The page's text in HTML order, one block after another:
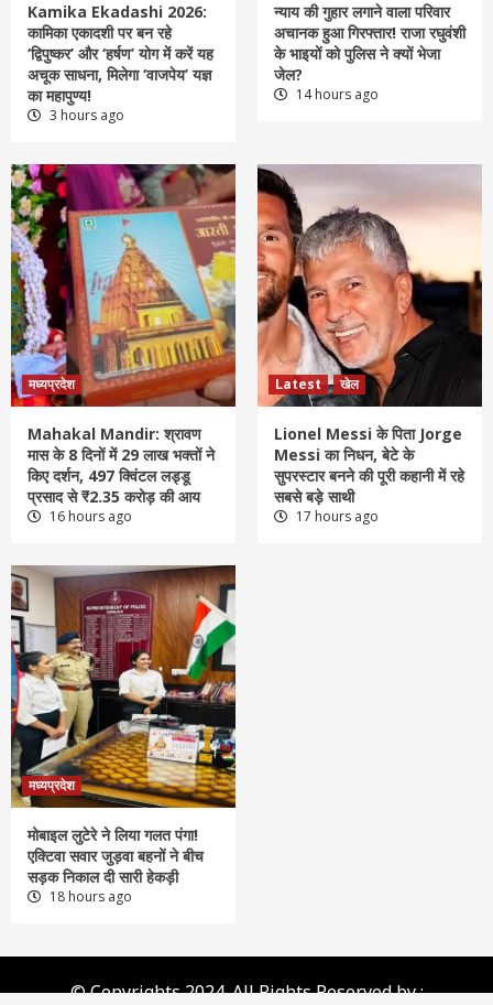
Kamika Ekadashi 2026:
कामिका एकादशी पर बन रहे
‘द्विपुष्कर’ और ‘हर्षण’ योग में करें यह
अचूक साधना, मिलेगा ‘वाजपेय’ यज्ञ
का महापुण्य!
3 hours ago
न्याय की गुहार लगाने वाला परिवार
अचानक हुआ गिरफ्तार! राजा रघुवंशी
के भाइयों को पुलिस ने क्यों भेजा
जेल?
14 hours ago
मध्यप्रदेश
Mahakal Mandir: श्रावण
मास के 8 दिनों में 29 लाख भक्तों ने
किए दर्शन, 497 क्विंटल लड्डू
प्रसाद से ₹2.35 करोड़ की आय
16 hours ago
Latest खेल
Lionel Messi के पिता Jorge
Messi का निधन, बेटे के
सुपरस्टार बनने की पूरी कहानी में रहे
सबसे बड़े साथी
17 hours ago
मध्यप्रदेश
मोबाइल लुटेरे ने लिया गलत पंगा!
एक्टिवा सवार जुड़वा बहनों ने बीच
सड़क निकाल दी सारी हेकड़ी
18 hours ago
© Copyrights 2024. All Rights Reserved by :